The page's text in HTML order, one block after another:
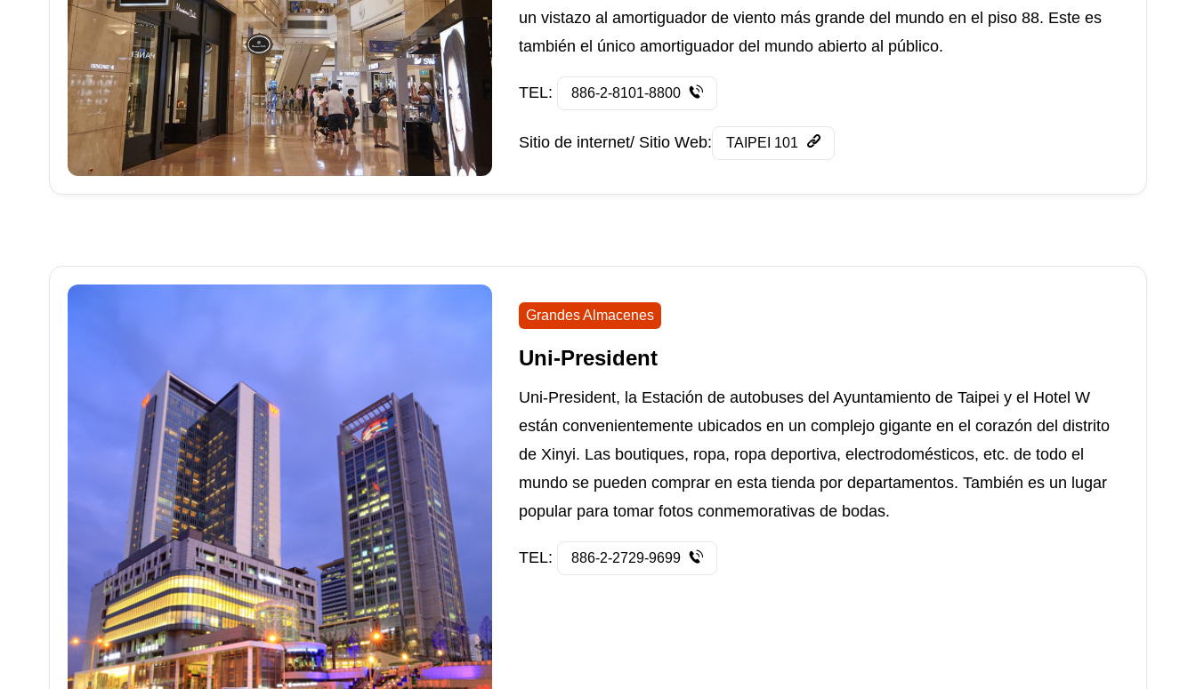
un vistazo al amortiguador de viento más grande del mundo en el piso 88. Este es
también el único amortiguador del mundo abierto al público.
TEL: 886-2-8101-8800
Sitio de internet/ Sitio Web: TAIPEI 101
Grandes Almacenes
Uni-President
Uni-President, la Estación de autobuses del Ayuntamiento de Taipei y el Hotel W
están convenientemente ubicados en un complejo gigante en el corazón del distrito
de Xinyi. Las boutiques, ropa, ropa deportiva, electrodomésticos, etc. de todo el
mundo se pueden comprar en esta tienda por departamentos. También es un lugar
popular para tomar fotos conmemorativas de bodas.
TEL: 886-2-2729-9699